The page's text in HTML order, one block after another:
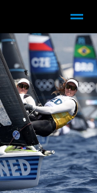
Redactie
Zoeken